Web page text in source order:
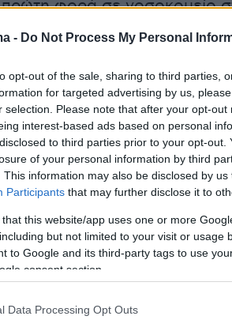
- Do Not Process My Personal
opt-out of the sale, sharing to third parties,
for targeted advertising by us,
selection. Please note that after your opt-
interest-based ads based on personal
to third parties prior to your opt-
of your personal information by third
This information may also be disclosed by
Participants that may further disclose it to
that this website/app uses one or more
but not limited to your visit or usage
to Google and its third-party tags to use
consent section.
Data Processing Opt Outs
πρώτη φορά σε νοσοκομείο
τελευταίοι μήνες
μεταξύ νοσοκομείων
τον Οκτώβριο του
την πρώτη νοσηλεία εδώ
σήμερα μετράμε όλο αυτό
και τους τελευταίους
και βγαίνοντας στο
κάθε δύο μέρες στην Ιταλία